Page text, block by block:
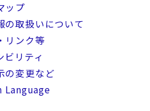
ップ
の取扱いについて
リンク等
ビリティ
の変更など
Language